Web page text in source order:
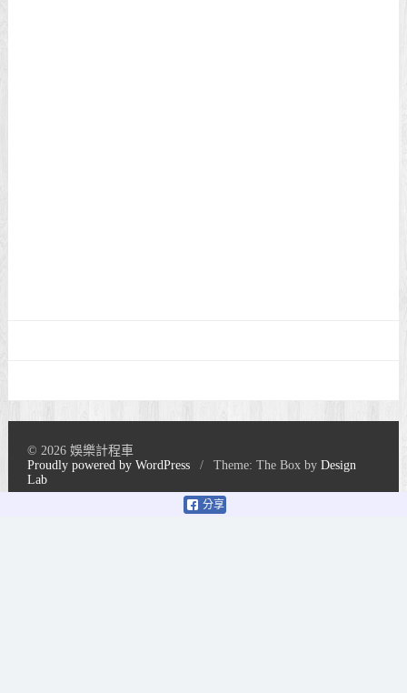
分享
© 2026 娛樂計程車
Proudly powered by WordPress
/ Theme: The Box byDesign
Lab